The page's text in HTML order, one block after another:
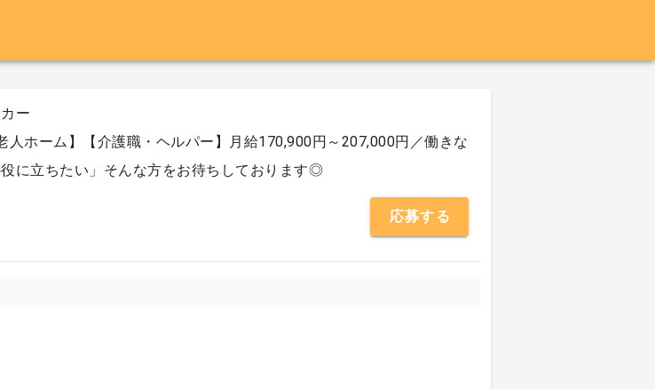
ー
人ホーム】【介護職・ヘルパー】月給170,900円～207,000円／働きな
に立ちたい」そんな方をお待ちしております◎
応募する